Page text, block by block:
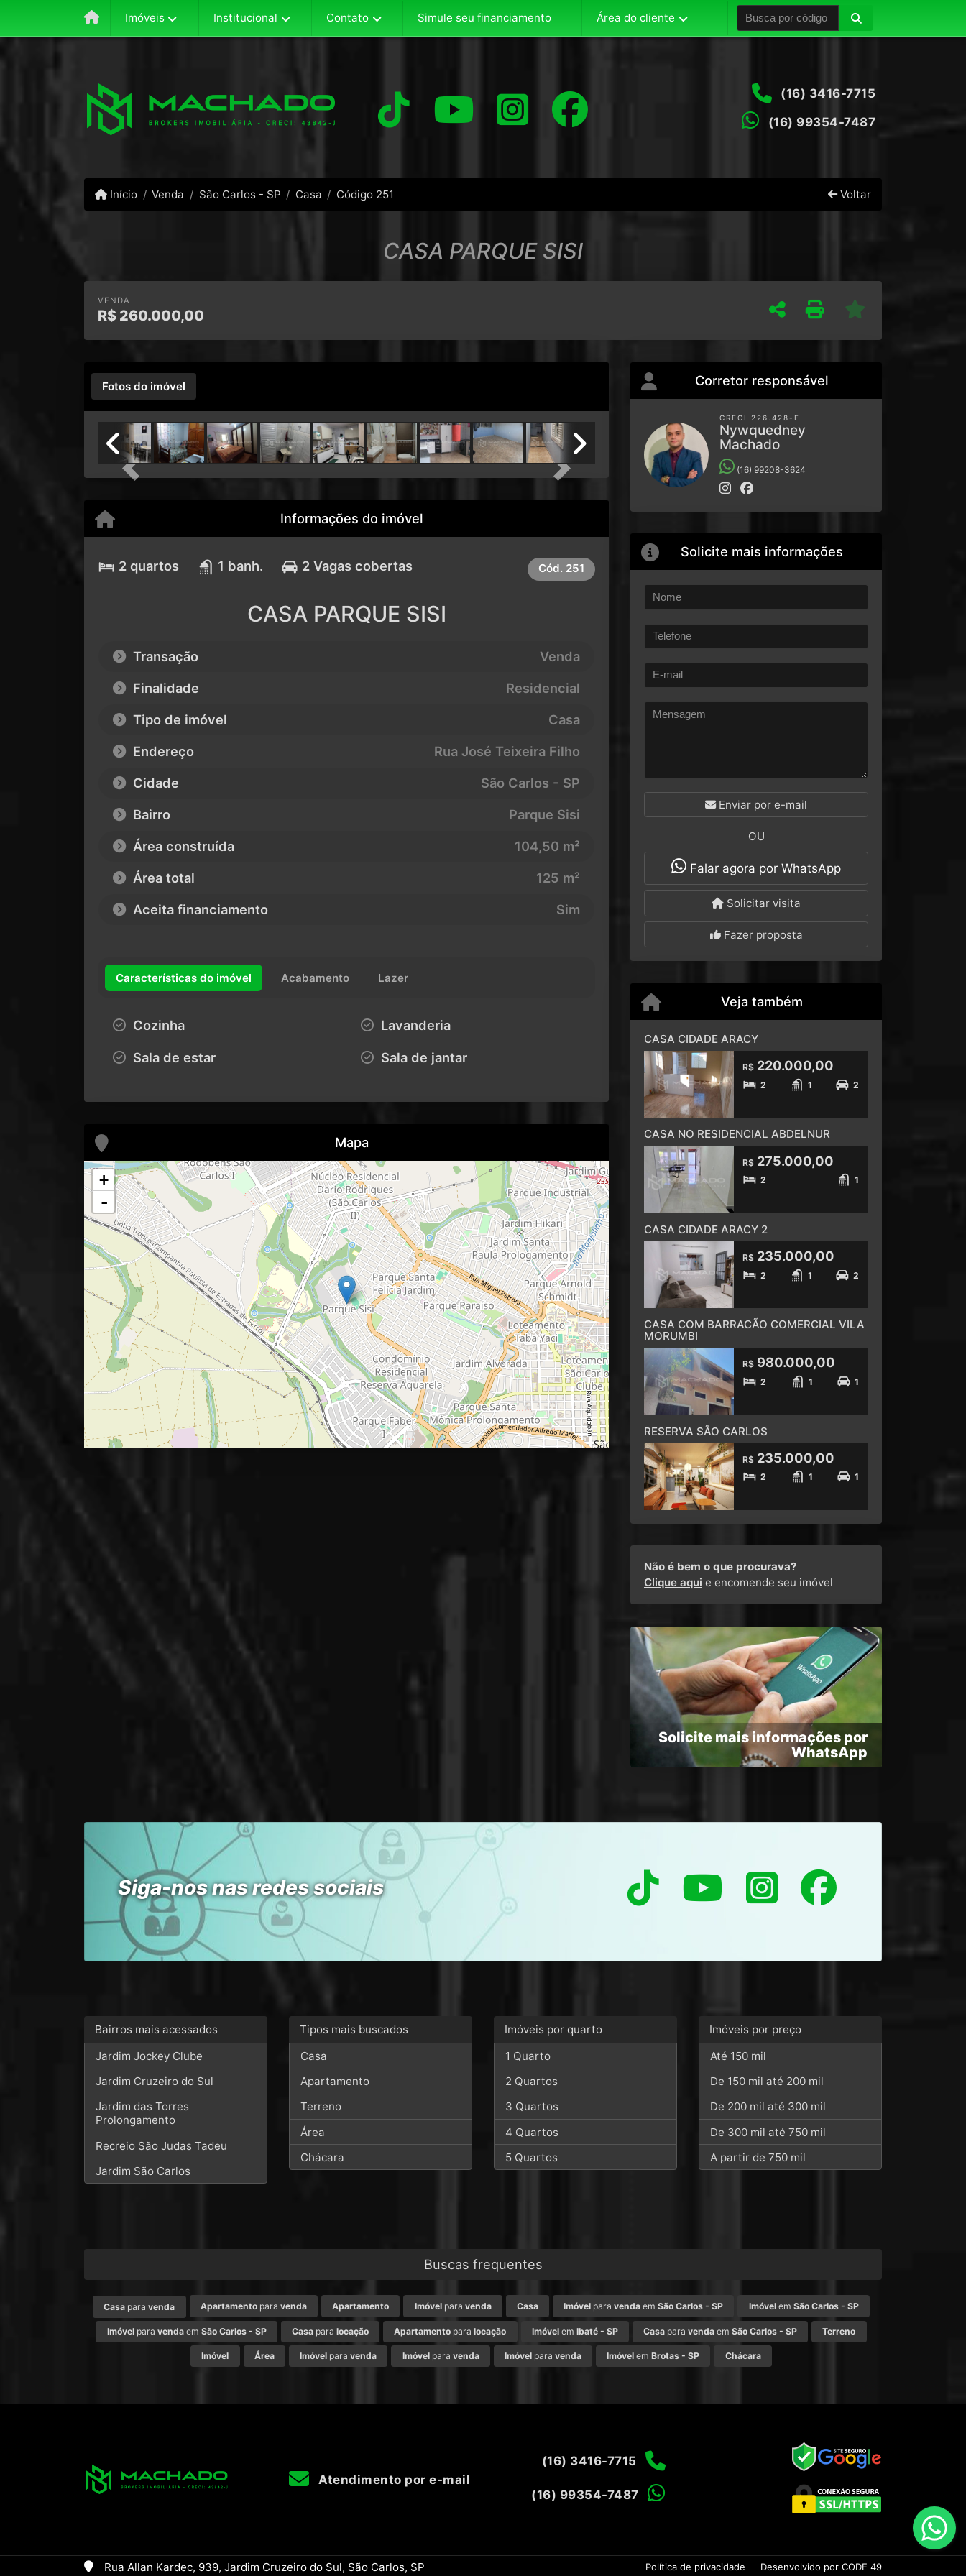
Imóveis Institucional Contato Simule seu financiamento Área do cliente
(16) 3416-7715
(16) 99354-7487
Início Venda São Carlos - SP Casa Código 251 Voltar
CASA PARQUE SISI
VENDA
R$ 260.000,00
Fotos do imóvel
Previous Next
Informações do imóvel
2 quartos 1 banh. 2 Vagas cobertas Cód. 251
CASA PARQUE SISI
Transação
Venda
Finalidade
Residencial
Tipo de imóvel
Casa
Endereço
Rua José Teixeira Filho
Cidade
São Carlos - SP
Bairro
Parque Sisi
Área construída
104,50 m²
Área total
125 m²
Aceita financiamento
Sim
Características do imóvel Acabamento Lazer
Cozinha Lavanderia
Sala de estar Sala de jantar
Mapa
+
-
Corretor responsável
CRECI 226.428-F
Nywquedney
Machado
(16) 99208-3624
Solicite mais informações
Enviar por e-mail
OU
Falar agora por WhatsApp
Solicitar visita
Fazer proposta
Veja também
CASA CIDADE ARACY
R$220.000,00
2 1 2
CASA NO RESIDENCIAL ABDELNUR
R$275.000,00
2 1
CASA CIDADE ARACY 2
R$235.000,00
2 1 2
CASA COM BARRACÃO COMERCIAL VILA
MORUMBI
R$980.000,00
2 1 1
RESERVA SÃO CARLOS
R$235.000,00
2 1 1
Não é bem o que procurava?
Clique aqui e encomende seu imóvel
Solicite mais informações por
WhatsApp
Siga-nos nas redes sociais
Bairros mais acessados
Jardim Jockey Clube
Jardim Cruzeiro do Sul
Jardim das Torres
Prolongamento
Recreio São Judas Tadeu
Jardim São Carlos
Tipos mais buscados
Casa
Apartamento
Terreno
Área
Chácara
Imóveis por quarto
1 Quarto
2 Quartos
3 Quartos
4 Quartos
5 Quartos
Imóveis por preço
Até 150 mil
De 150 mil até 200 mil
De 200 mil até 300 mil
De 300 mil até 750 mil
A partir de 750 mil
Buscas frequentes
Casa paravenda Apartamentopara venda Apartamento Imóvelpara venda Casa Imóvel paravenda emSão Carlos - SP Imóvelem São Carlos - SP
Imóvelpara vendaem São Carlos - SP Casapara locação Apartamento paralocação Imóvelem Ibaté - SP Casa paravenda emSão Carlos - SP Terreno
Imóvel Área Imóvel paravenda Imóvelpara venda Imóvelpara venda Imóvel emBrotas - SP Chácara
Atendimento por e-mail
(16) 3416-7715
(16) 99354-7487
Rua Allan Kardec, 939, Jardim Cruzeiro do Sul, São Carlos, SP Política de privacidade Desenvolvido por CODE 49